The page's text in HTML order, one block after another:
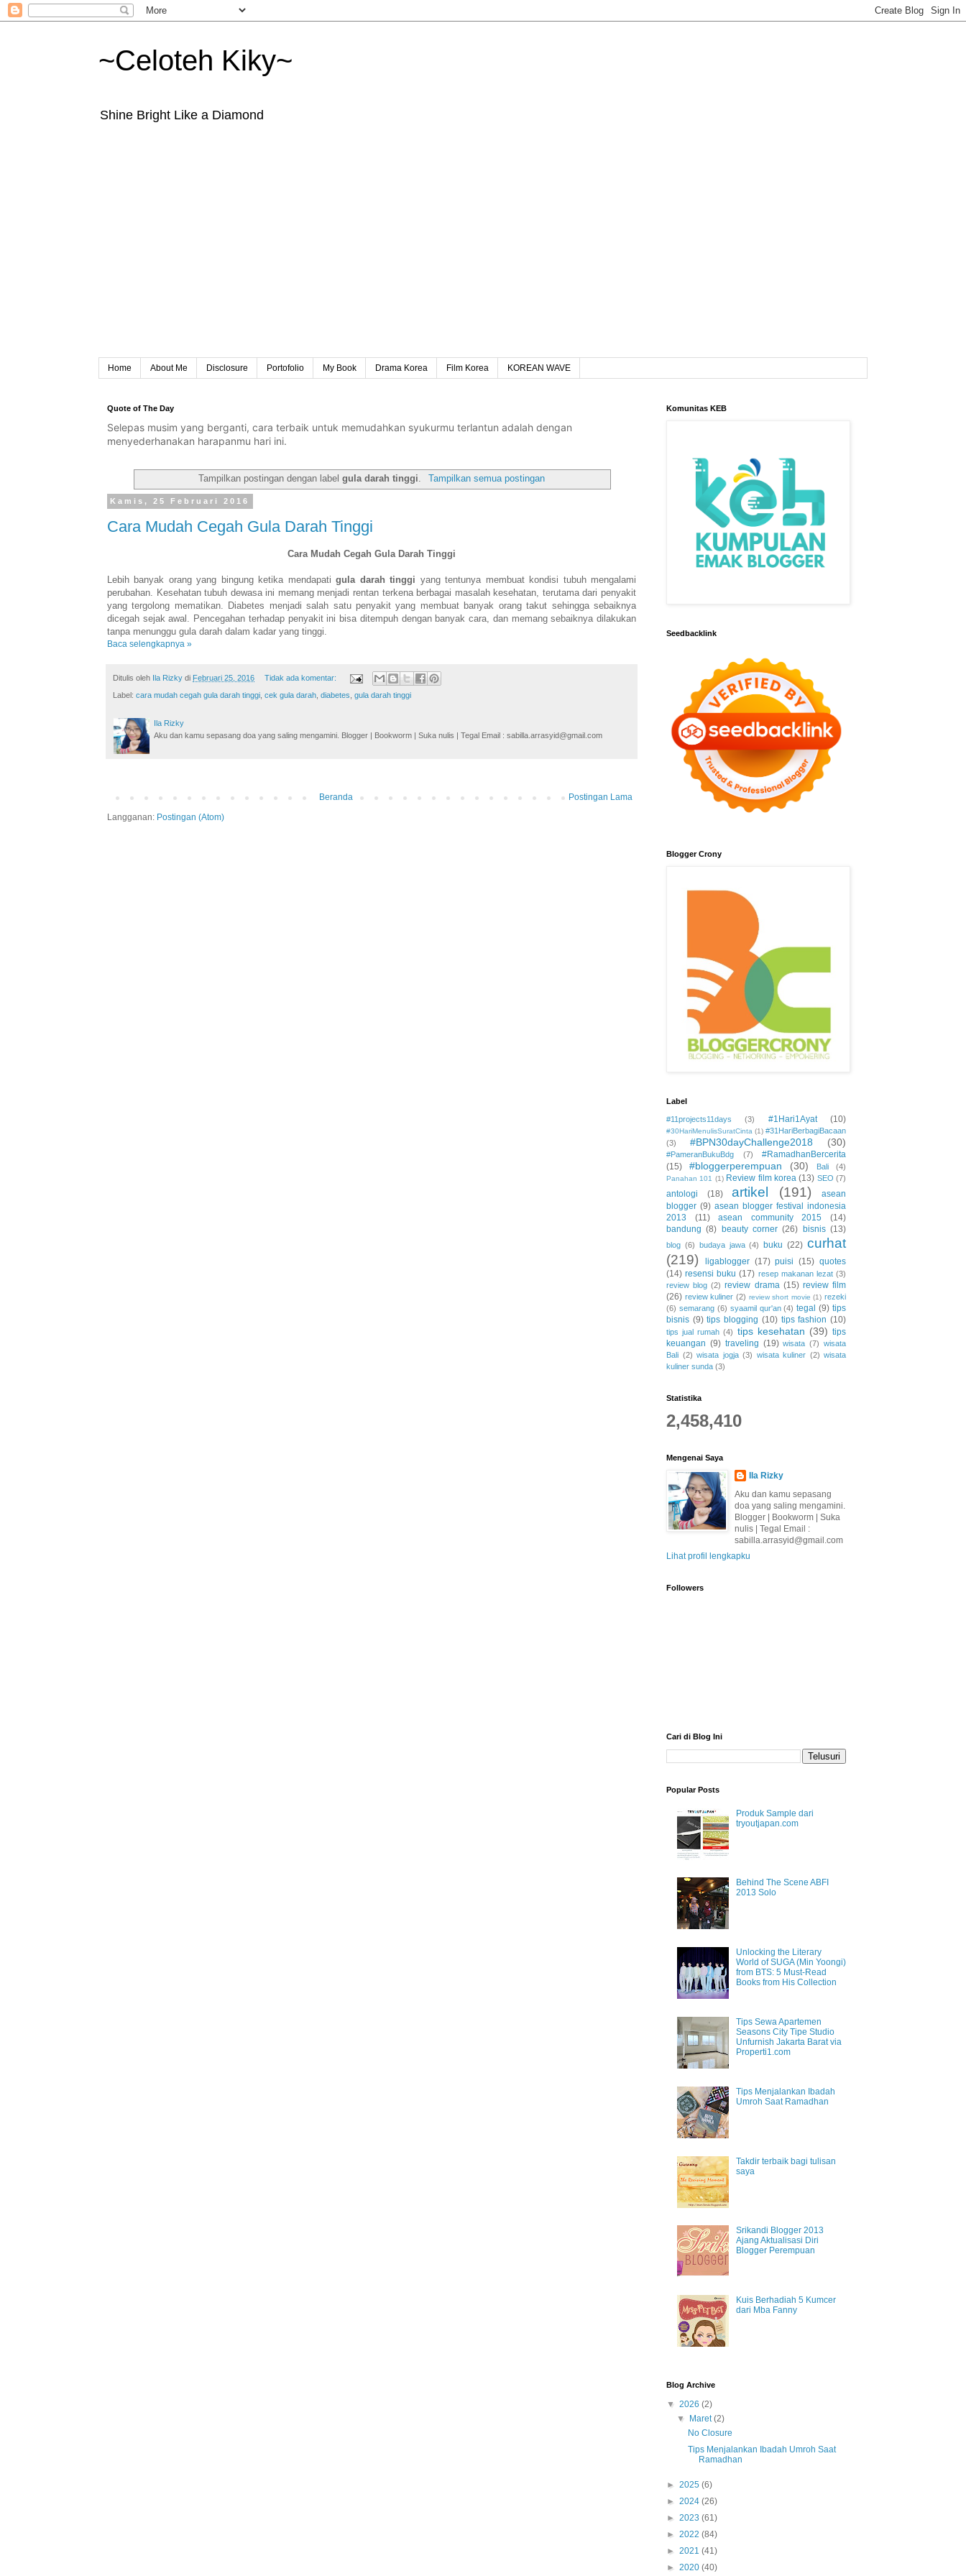
~Celoteh Kiky~
Shine Bright Like a Diamond
Home About Me Disclosure Portofolio My Book Drama Korea Film Korea KOREAN WAVE
Quote of The Day
Selepas musim yang berganti, cara terbaik untuk memudahkan syukurmu terlantun adalah dengan
menyederhanakan harapanmu hari ini.
Tampilkan postingan dengan labelgula darah tinggi. Tampilkan semua postingan
Kamis, 25 Februari 2016
Cara Mudah Cegah Gula Darah Tinggi
Cara Mudah Cegah Gula Darah Tinggi
Lebih banyak orang yang bingung ketika mendapatigula darah tinggi yang tentunya membuat kondisi tubuh mengalami
perubahan. Kesehatan tubuh dewasa ini memang menjadi rentan terkena berbagai masalah kesehatan, terutama dari penyakit
yang tergolong mematikan. Diabetes menjadi salah satu penyakit yang membuat banyak orang takut sehingga sebaiknya
dicegah sejak awal. Pencegahan terhadap penyakit ini bisa ditempuh dengan banyak cara, dan memang sebaiknya dilakukan
tanpa menunggu gula darah dalam kadar yang tinggi.
Baca selengkapnya »
Ditulis oleh Ila Rizky di Februari 25, 2016 Tidak ada komentar:
Label: cara mudah cegah gula darah tinggi cek gula darah diabetes gula darah tinggi
Ila Rizky
Aku dan kamu sepasang doa yang saling mengamini. Blogger | Bookworm | Suka nulis | Tegal Email : sabilla.arrasyid@gmail.com
Postingan Lama
Beranda
Langganan: Postingan (Atom)
Komunitas KEB
Seedbacklink
Blogger Crony
Label
#11projects11days (3) #1Hari1Ayat (10)
#30HariMenulisSuratCinta (1) #31HariBerbagiBacaan
(3)
#BPN30dayChallenge2018 (30)
#PameranBukuBdg (7)
#RamadhanBercerita
(15)
#bloggerperempuan (30) Bali (4)
Panahan 101 (1) Review film korea (13) SEO (7)
antologi (18) artikel (191)
asean
blogger (9) asean blogger festival indonesia
2013
(11) asean community 2015
(14)
bandung (8) beauty corner (26) bisnis (13)
blog (6) budaya jawa (4) buku (22) curhat
(219)
ligablogger (17) puisi (15) quotes
(14) resensi buku (17) resep makanan lezat (3)
review blog (2) review drama (15) review film
(26) review kuliner (2) review short movie (1) rezeki
(6) semarang (6) syaamil qur'an (4) tegal (9) tips
bisnis (9) tips blogging (10) tips fashion (10)
tips jual rumah (4) tips kesehatan (39) tips
keuangan (9) traveling (19) wisata (7) wisata
Bali (2) wisata jogja (3) wisata kuliner (2) wisata
kuliner sunda (3)
Statistika
2,458,410
Mengenai Saya
Ila Rizky
Aku dan kamu sepasang
doa yang saling mengamini.
Blogger | Bookworm | Suka
nulis | Tegal Email :
sabilla.arrasyid@gmail.com
Lihat profil lengkapku
Followers
Cari di Blog Ini
Popular Posts
Produk Sample dari
tryoutjapan.com
Behind The Scene ABFI
2013 Solo
Unlocking the Literary
World of SUGA (Min Yoongi)
from BTS: 5 Must-Read
Books from His Collection
Tips Sewa Apartemen
Seasons City Tipe Studio
Unfurnish Jakarta Barat via
Properti1.com
Tips Menjalankan Ibadah
Umroh Saat Ramadhan
Takdir terbaik bagi tulisan
saya
Srikandi Blogger 2013
Ajang Aktualisasi Diri
Blogger Perempuan
Kuis Berhadiah 5 Kumcer
dari Mba Fanny
Blog Archive
▼ 2026 (2)
▼ Maret(2)
No Closure
Tips Menjalankan Ibadah Umroh Saat
Ramadhan
► 2025 (6)
► 2024 (26)
► 2023 (61)
► 2022 (84)
► 2021 (41)
► 2020 (40)